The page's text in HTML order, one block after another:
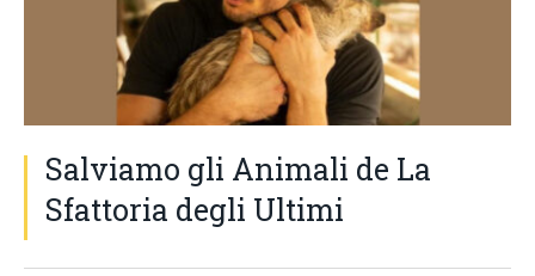
Salviamo gli Animali de La
Sfattoria degli Ultimi